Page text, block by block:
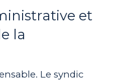
et
la
Le syndic